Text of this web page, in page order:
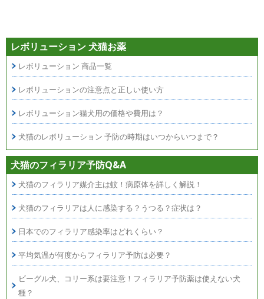
レボリューション 犬猫お薬
レボリューション 商品一覧
レボリューションの注意点と正しい使い方
レボリューション猫犬用の価格や費用は？
犬猫のレボリューション 予防の時期はいつからいつまで？
犬猫のフィラリア予防Q&A
犬猫のフィラリア媒介主は蚊！病原体を詳しく解説！
犬猫のフィラリアは人に感染する？うつる？症状は？
日本でのフィラリア感染率はどれくらい？
平均気温が何度からフィラリア予防は必要？
ビーグル犬、コリー系は要注意！フィラリア予防薬は使えない犬
種？